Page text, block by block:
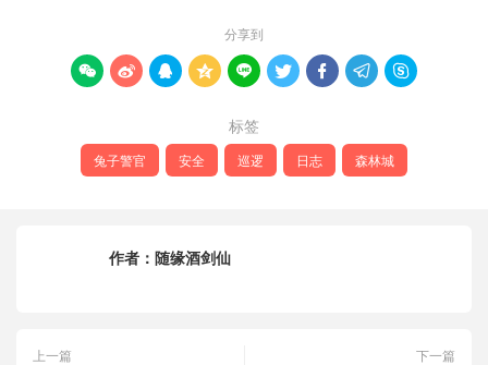
分享到
        
标签
兔子警官 安全 巡逻 日志 森林城
作者： 随缘酒剑仙
上一篇
下一篇